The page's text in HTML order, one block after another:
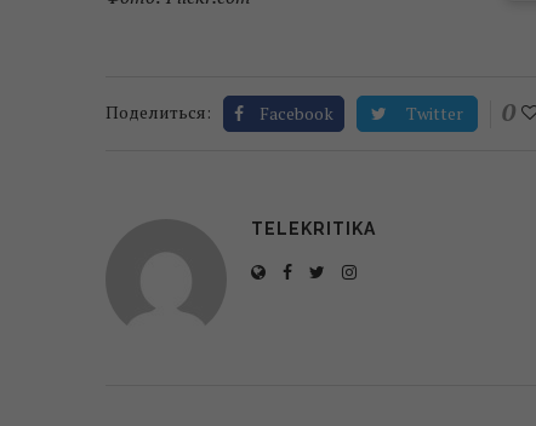
Поделиться: Facebook Twitter 0
TELEKRITIKA